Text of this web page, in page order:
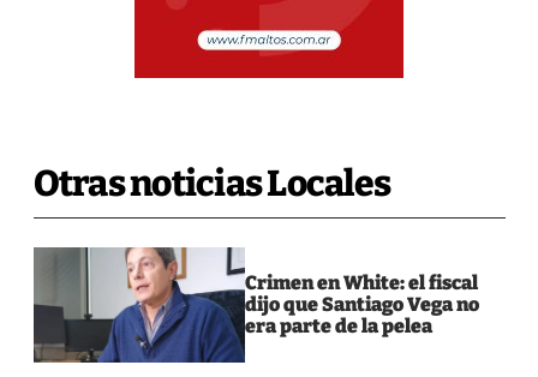
Otras noticias Locales
Crimen en White: el fiscal
dijo que Santiago Vega no
era parte de la pelea